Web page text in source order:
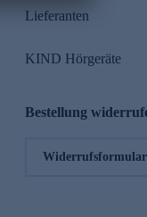
Lieferanten
KIND Hörgeräte
Bestellung
Widerrufsformular